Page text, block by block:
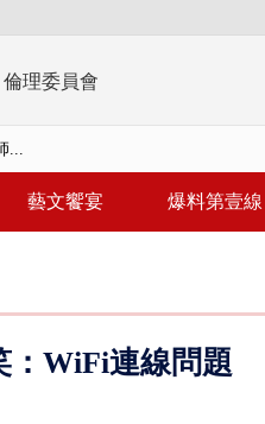
倫理委員會
...
算...藝文饗宴 爆料第壹線
WiFi連線問題